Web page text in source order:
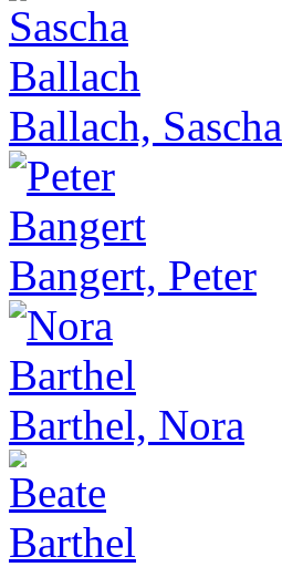
Ballach, Sascha
Bangert, Peter
Barthel, Nora